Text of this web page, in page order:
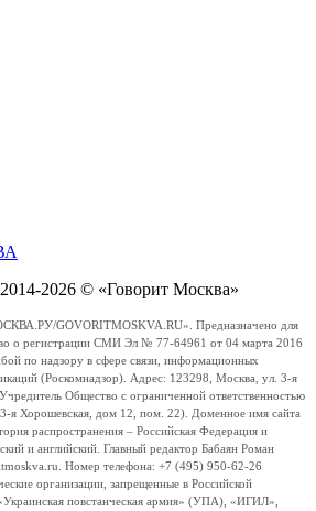
2026 © «Говорит Москва»
GOVORITMOSKVA.RU». Предназначено для
о регистрации СМИ Эл № 77-64961 от 04 марта 2016
по надзору в сфере связи, информационных
(Роскомнадзор). Адрес: 123298, Москва, ул. 3-я
Общество с ограниченной ответственностью
Хорошевская, дом 12, пом. 22). Доменное имя сайта
распространения – Российская Федерация и
и английский. Главный редактор Бабаян Роман
Номер телефона: +7 (495) 950-62-26
организации, запрещенные в Российской
повстанческая армия» (УПА), «ИГИЛ»,